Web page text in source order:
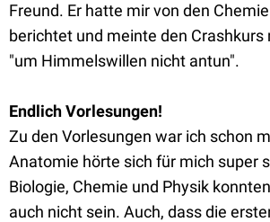
Freund. Er hatte mir von den
berichtet und meinte den Crashkurs
"um Himmelswillen nicht antun".
Endlich Vorlesungen!
Zu den Vorlesungen war ich schon
Anatomie hörte sich für mich super
Biologie, Chemie und Physik
auch nicht sein. Auch, dass die